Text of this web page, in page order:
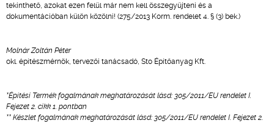
tekinthető, azokat ezen felül már nem kell összegyűjteni és a
dokumentációban külön közölni! (275/2013 Korm. rendelet 4. § (3) bek.)
Molnár Zoltán Péter
okl. építészmérnök, tervezői tanácsadó, Sto Építőanyag Kft.
*Építési Termék fogalmának meghatározását lásd: 305/2011/EU rendelet I.
Fejezet 2. cikk 1. pontban
** Készlet fogalmának meghatározását lásd: 305/2011/EU rendelet I. Fejezet 2.